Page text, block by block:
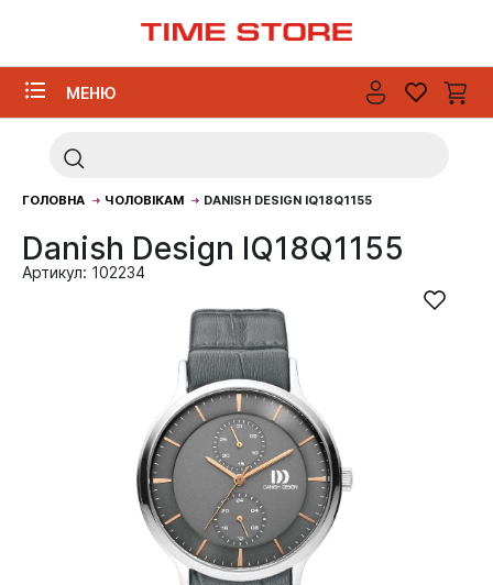
МЕНЮ
ГОЛОВНА ЧОЛОВІКАМ DANISH DESIGN IQ18Q1155
Danish Design IQ18Q1155
Артикул: 102234